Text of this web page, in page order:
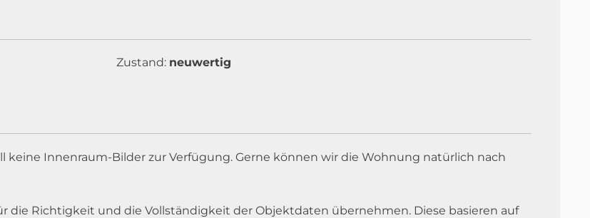
Zustand: neuwertig
keine Innenraum-Bilder zur Verfügung. Gerne können wir die Wohnung natürlich nach
die Richtigkeit und die Vollständigkeit der Objektdaten übernehmen. Diese basieren auf